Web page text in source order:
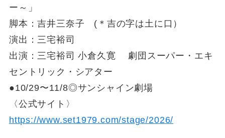
ー～」
脚本：吉井三奈子 (＊吉の字は土に口）
演出：三宅裕司
出演：三宅裕司 小倉久寛 劇団スーパー・エキ
セントリック・シアター
●10/29〜11/8◎サンシャイン劇場
〈公式サイト〉
https://www.set1979.com/stage/2026/